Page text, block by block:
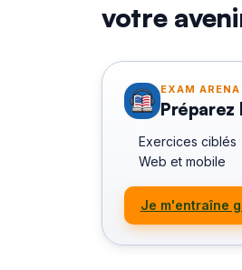
votre
EXAM ARENA
Préparez
Exercices ciblés
Web et mobile
Je m'entraîne